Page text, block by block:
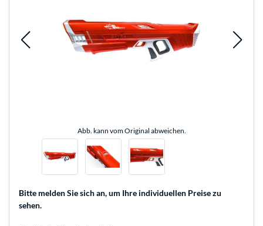
Abb. kann vom Original abweichen.
Bitte melden Sie sich an, um Ihre individuellen Preise zu
sehen.